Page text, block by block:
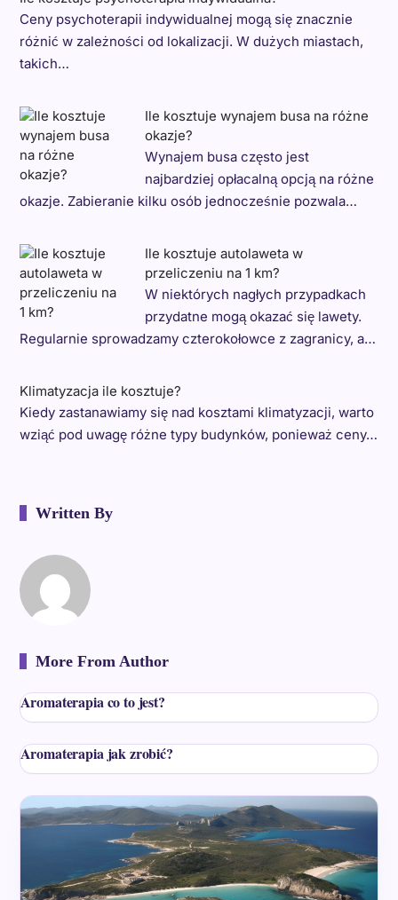
Ceny psychoterapii indywidualnej mogą się znacznie
różnić w zależności od lokalizacji. W dużych miastach,
takich…
Ile kosztuje wynajem busa na różne
okazje?
Wynajem busa często jest
najbardziej opłacalną opcją na różne
okazje. Zabieranie kilku osób jednocześnie pozwala…
Ile kosztuje autolaweta w
przeliczeniu na 1 km?
W niektórych nagłych przypadkach
przydatne mogą okazać się lawety.
Regularnie sprowadzamy czterokołowce z zagranicy, a…
Klimatyzacja ile kosztuje?
Kiedy zastanawiamy się nad kosztami klimatyzacji, warto
wziąć pod uwagę różne typy budynków, ponieważ ceny…
Written By
More From Author
Aromaterapia co to jest?
Aromaterapia jak zrobić?